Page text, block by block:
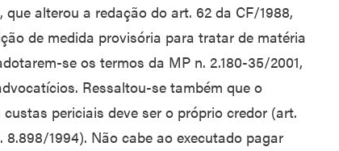
alterou a redação do art. 62 da CF/1988,
de medida provisória para tratar de matéria
se os termos da MP n. 2.180-35/2001,
Ressaltou-se também que o
periciais deve ser o próprio credor (art.
8.898/1994). Não cabe ao executado pagar